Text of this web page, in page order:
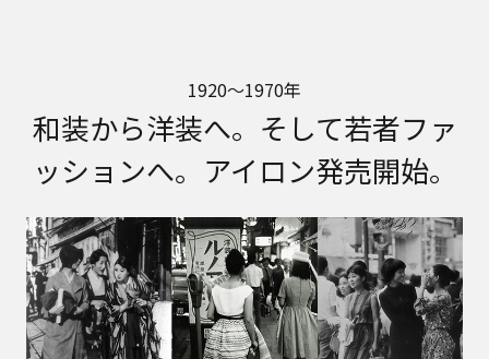
1920～1970年
和装から洋装へ。そして若者ファ
ッションへ。アイロン発売開始。